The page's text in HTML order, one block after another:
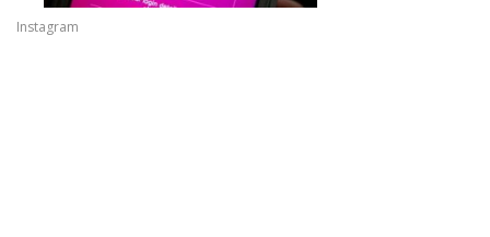
Instagram